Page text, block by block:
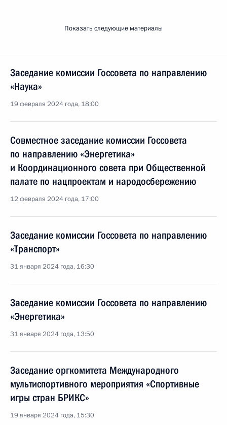
Показать следующие материалы
Заседание комиссии Госсовета по направлению
«Наука»
19 февраля 2024 года, 18:00
Совместное заседание комиссии Госсовета
по направлению «Энергетика»
и Координационного совета при Общественной
палате по нацпроектам и народосбережению
12 февраля 2024 года, 17:00
Заседание комиссии Госсовета по направлению
«Транспорт»
31 января 2024 года, 16:30
Заседание комиссии Госсовета по направлению
«Энергетика»
31 января 2024 года, 13:50
Заседание оргкомитета Международного
мультиспортивного мероприятия «Спортивные
игры стран БРИКС»
19 января 2024 года, 15:30